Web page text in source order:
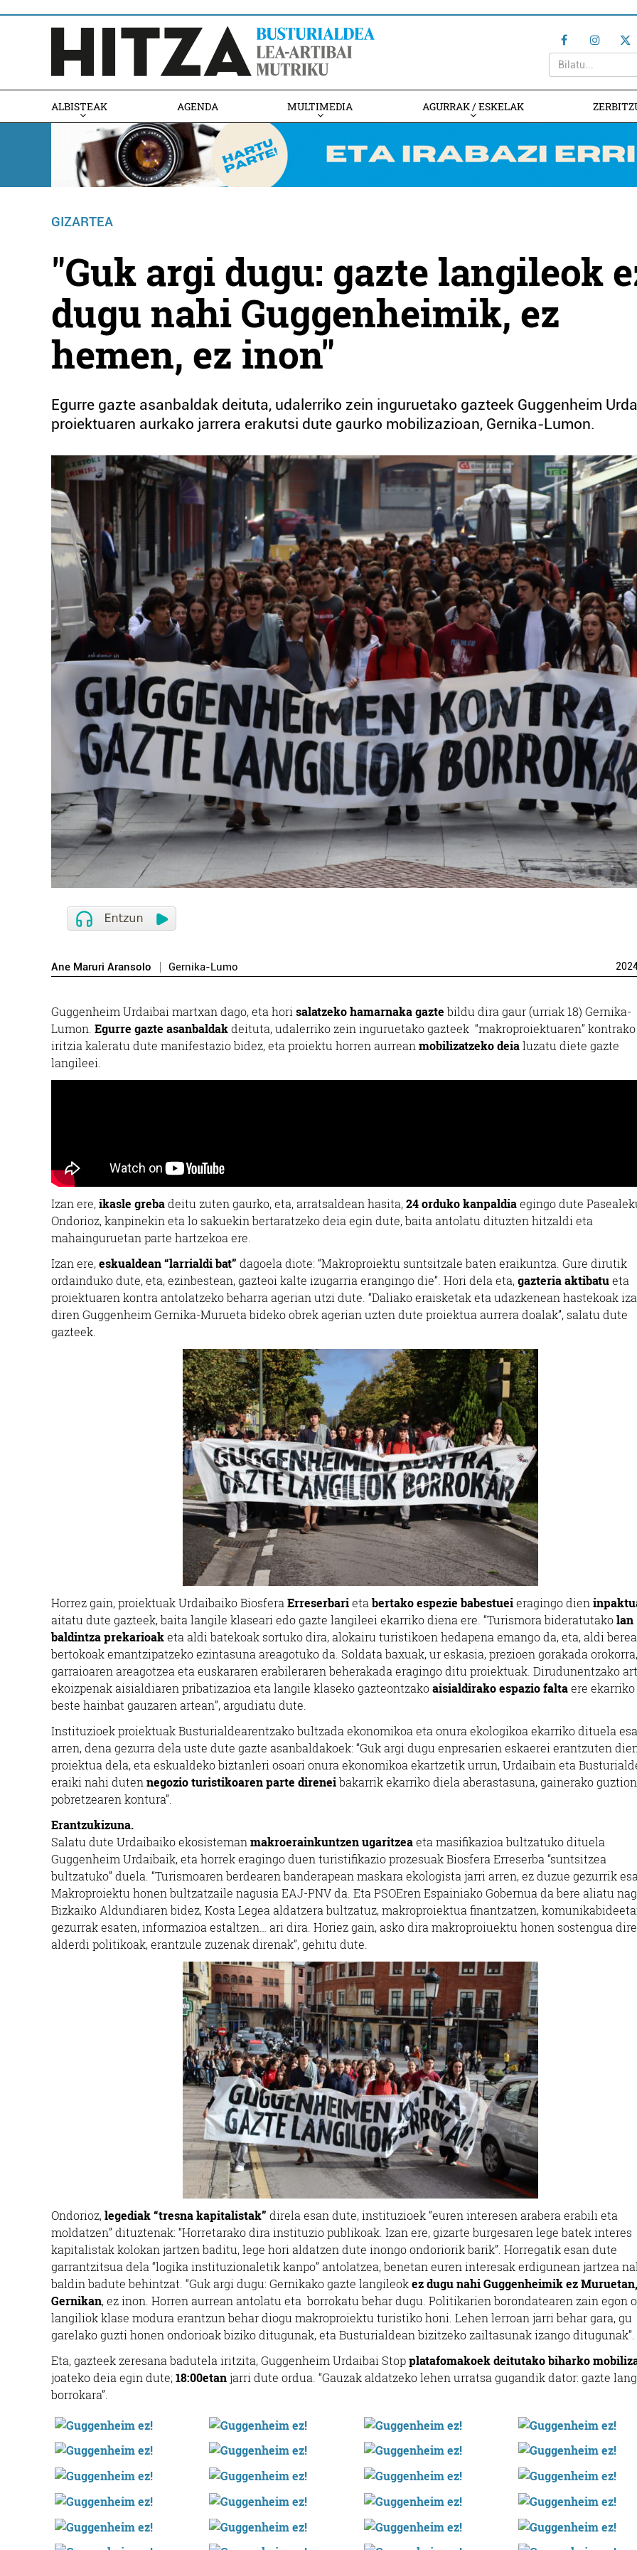
ALBISTEAK AGENDA MULTIMEDIA AGURRAK / ESKELAK
GIZARTEA
"Guk argi dugu: gazte langileok
dugu nahi Guggenheimik, ez
hemen, ez inon"
Egurre gazte asanbaldak deituta, udalerriko zein inguruetako gazteek Guggenheim
proiektuaren aurkako jarrera erakutsi dute gaurko mobilizazioan, Gernika-Lumon.
Ane Maruri Aransolo Gernika-Lumo
Guggenheim Urdaibai martxan dago, eta horisalatzeko hamarnaka gazte bildu dira gaur (urriak 18) Gernika-
Lumon. Egurre gazte asanbaldakdeituta, udalerriko zein inguruetako gazteek “makroproiektuaren”
iritzia kaleratu dute manifestazio bidez, eta proiektu horren aurreanmobilizatzeko deialuzatu diete gazte
langileei.
Izan ere,ikasle grebadeitu zuten gaurko, eta, arratsaldean hasita,24 orduko kanpaldiaegingo dute
Ondorioz, kanpinekin eta lo sakuekin bertaratzeko deia egin dute, baita antolatu dituzten hitzaldi eta
mahainguruetan parte hartzekoa ere.
Izan ere,eskualdean “larrialdi bat” dagoela diote: “Makroproiektu suntsitzale baten eraikuntza. Gure dirutik
ordainduko dute, eta, ezinbestean, gazteoi kalte izugarria erangingo die”. Hori dela eta,gazteria aktibatueta
proiektuaren kontra antolatzeko beharra agerian utzi dute. “Daliako eraisketak eta udazkenean hastekoak
diren Guggenheim Gernika-Murueta bideko obrek agerian uzten dute proiektua aurrera doalak”, salatu dute
gazteek.
Horrez gain, proiektuak Urdaibaiko BiosferaErreserbarietabertako espezie babestueieragingo dien
aitatu dute gazteek, baita langile klaseari edo gazte langileei ekarriko diena ere. “Turismora bideratutakolan
baldintza prekarioaketa aldi batekoak sortuko dira, alokairu turistikoen hedapena emango da, eta, aldi
bertokoak emantzipatzeko ezintasuna areagotuko da. Soldata baxuak, ur eskasia, prezioen gorakada orokorra,
garraioaren areagotzea eta euskararen erabileraren beherakada eragingo ditu proiektuak. Dirudunentzako
ekoizpenak aisialdiaren pribatizazioa eta langile klaseko gazteontzakoaisialdirako espazio faltaere
beste hainbat gauzaren artean”, argudiatu dute.
Instituzioek proiektuak Busturialdearentzako bultzada ekonomikoa eta onura ekologikoa ekarriko dituela
arren, dena gezurra dela uste dute gazte asanbaldakoek: “Guk argi dugu enpresarien eskaerei erantzuten
proiektua dela, eta eskualdeko biztanleri osoari onura ekonomikoa ekartzetik urrun, Urdaibain eta
eraiki nahi dutennegozio turistikoaren parte direneibakarrik ekarriko diela aberastasuna, gainerako guztion
pobretzearen kontura”.
Erantzukizuna.
Salatu dute Urdaibaiko ekosistemanmakroerainkuntzen ugaritzeaeta masifikazioa bultzatuko dituela
Guggenheim Urdaibaik, eta horrek eragingo duen turistifikazio prozesuak Biosfera Erreserba “suntsitzea
bultzatuko” duela. “Turismoaren berdearen banderapean maskara ekologista jarri arren, ez duzue gezurrik
Makroproiektu honen bultzatzaile nagusia EAJ-PNV da. Eta PSOEren Espainiako Gobernua da bere aliatu
Bizkaiko Aldundiaren bidez, Kosta Legea aldatzera bultzatuz, makroproiektua finantzatzen,
gezurrak esaten, informazioa estaltzen… ari dira. Horiez gain, asko dira makroproiuektu honen sostengua
alderdi politikoak, erantzule zuzenak direnak”, gehitu dute.
Ondorioz,legediak “tresna kapitalistak” direla esan dute, instituzioek “euren interesen arabera erabili eta
moldatzen” dituztenak: “Horretarako dira instituzio publikoak. Izan ere, gizarte burgesaren lege batek interes
kapitalistak kolokan jartzen baditu, lege hori aldatzen dute inongo ondoriorik barik”. Horregatik esan dute
garrantzitsua dela “logika instituzionaletik kanpo” antolatzea, benetan euren interesak erdigunean jartzea
baldin badute behintzat. “Guk argi dugu: Gernikako gazte langileokez dugu nahi Guggenheimik ez
Gernikan, ez inon. Horren aurrean antolatu eta borrokatu behar dugu. Politikarien borondatearen zain egon
langiliok klase modura erantzun behar diogu makroproiektu turistiko honi. Lehen lerroan jarri behar gara, gu
garelako guzti honen ondorioak biziko ditugunak, eta Busturialdean bizitzeko zailtasunak izango ditugunak”.
Eta, gazteek zeresana badutela iritzita, Guggenheim Urdaibai Stopplatafomakoek deitutako biharko
joateko deia egin dute;18:00etan jarri dute ordua. “Gauzak aldatzeko lehen urratsa gugandik dator: gazte
borrokara”.